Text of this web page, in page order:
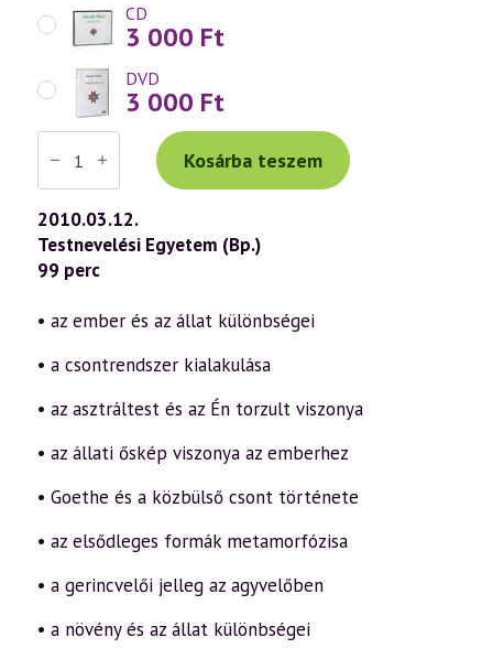
CD
3 000 Ft
DVD
3 000 Ft
Váradi
Tibor
előadás
(543)
—
Spirituális
Zoológia
–
Az
és
az
kapcsolata
rész
(2010.03.12.)
Kosárba teszem
2010.03.12.
Testnevelési Egyetem (Bp.)
99 perc
• az ember és az állat különbségei
• a csontrendszer kialakulása
• az asztráltest és az Én torzult viszonya
• az állati őskép viszonya az emberhez
• Goethe és a közbülső csont története
• az elsődleges formák metamorfózisa
• a gerincvelői jelleg az agyvelőben
• a növény és az állat különbségei